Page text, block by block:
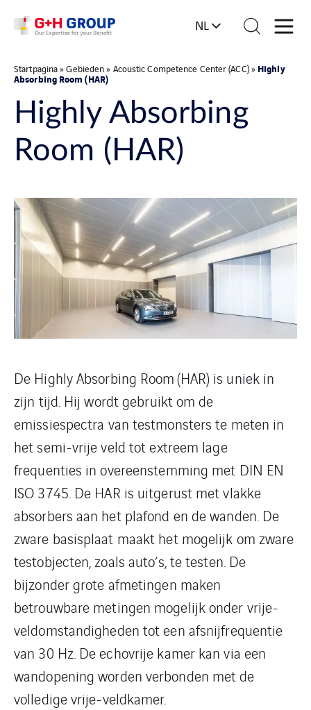
NL
Startpagina»Gebieden» Acoustic Competence Center (ACC)» Highly
Absorbing Room (HAR)
Highly Absorbing
Room (HAR)
De Highly Absorbing Room (HAR) is uniek in
zijn tijd. Hij wordt gebruikt om de
emissiespectra van testmonsters te meten in
het semi-vrije veld tot extreem lage
frequenties in overeenstemming met DIN EN
ISO 3745. De HAR is uitgerust met vlakke
absorbers aan het plafond en de wanden. De
zware basisplaat maakt het mogelijk om zware
testobjecten, zoals auto’s, te testen. De
bijzonder grote afmetingen maken
betrouwbare metingen mogelijk onder vrije-
veldomstandigheden tot een afsnijfrequentie
van 30 Hz. De echovrije kamer kan via een
wandopening worden verbonden met de
volledige vrije-veldkamer.